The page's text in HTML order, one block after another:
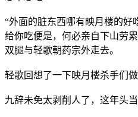
“外面的脏东西哪有映月楼的好
给你吃便是，何必亲自下山劳
双腿与轻歌朝药宗外走去。
轻歌回想了一下映月楼杀手们
九辞未免太剥削人了，这年头